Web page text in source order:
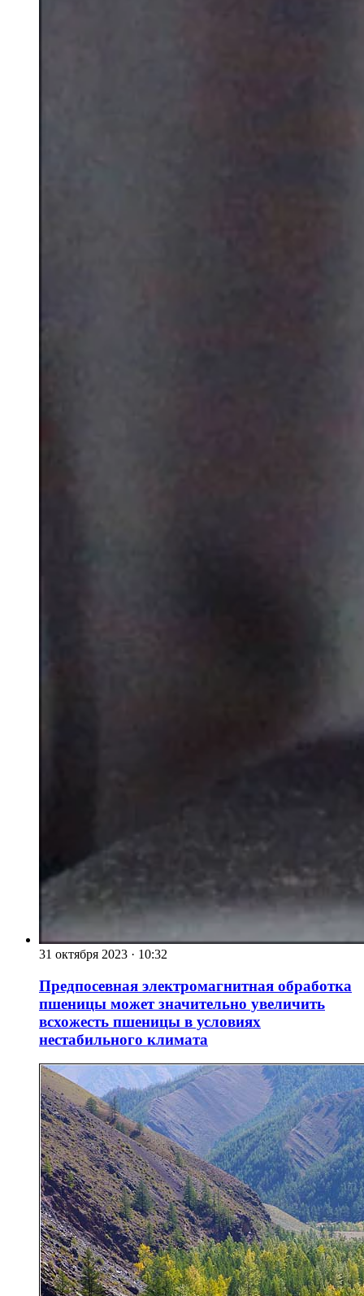
31 октября 2023 · 10:32
Предпосевная электромагнитная обработка
пшеницы может значительно увеличить
всхожесть пшеницы в условиях
нестабильного климата